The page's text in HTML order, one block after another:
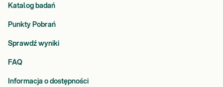
Katalog badań
Punkty Pobrań
Sprawdź wyniki
FAQ
Informacja o dostępności